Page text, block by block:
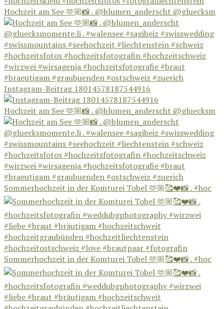
Hochzeit am See 🫶🏼📸 . @blumen_anderscht @gluecksm
Instagram-Beitrag 18014578187544916
Hochzeit am See 🫶🏼📸 . @blumen_anderscht @gluecksm
Sommerhochzeit in der Komturei Tobel 🫶🏼🥰❤️📸 . #hoc
Sommerhochzeit in der Komturei Tobel 🫶🏼🥰❤️📸 . #hoc